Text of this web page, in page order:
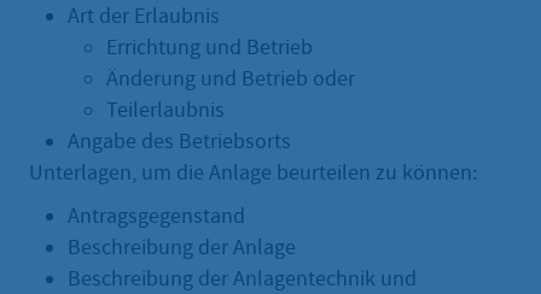
Art der Erlaubnis
Errichtung und Betrieb
Änderung und Betrieb oder
Teilerlaubnis
Angabe des Betriebsorts
Unterlagen, um die Anlage beurteilen zu können:
Antragsgegenstand
Beschreibung der Anlage
Beschreibung der Anlagentechnik und